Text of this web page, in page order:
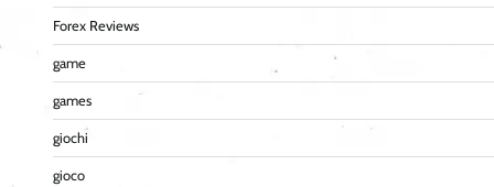
Forex Reviews
game
games
giochi
gioco